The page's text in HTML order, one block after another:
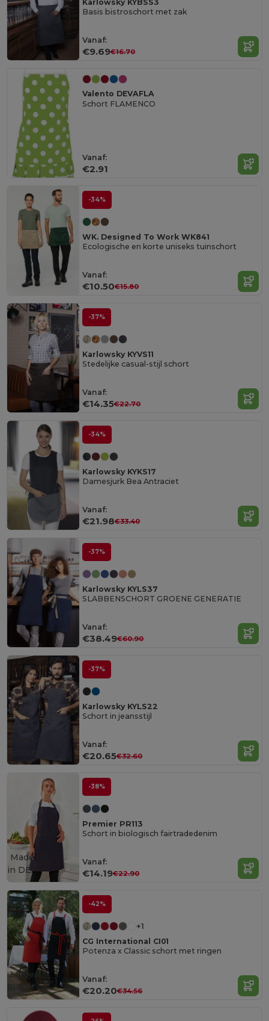
Karlowsky KYBSS3
Basis bistroschort met zak
Vanaf:
€9.69€16.70
Valento DEVAFLA
Schort FLAMENCO
Vanaf:
€2.91
-34%
WK. Designed To Work WK841
Ecologische en korte uniseks tuinschort
Vanaf:
€10.50€15.80
-37%
Karlowsky KYVS11
Stedelijke casual-stijl schort
Vanaf:
€14.35€22.70
-34%
Karlowsky KYKS17
Damesjurk Bea Antraciet
Vanaf:
€21.98€33.40
-37%
Karlowsky KYLS37
SLABBENSCHORT GROENE GENERATIE
Vanaf:
€38.49€60.90
-37%
Karlowsky KYLS22
Schort in jeansstijl
Vanaf:
€20.65€32.60
Cotton
-38%
Premier PR113
Schort in biologisch fairtradedenim
Vanaf:
€14.19€22.90
Made
in DE
-42%
+1
CG International CI01
Potenza x Classic schort met ringen
Vanaf:
€20.20€34.56
Made
in DE